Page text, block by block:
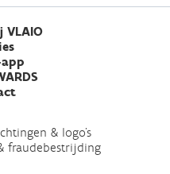
VLAIO
& logo's
fraudebestrijding